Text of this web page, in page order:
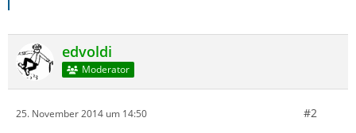
edvoldi
Moderator
25. November 2014 um 14:50 #2